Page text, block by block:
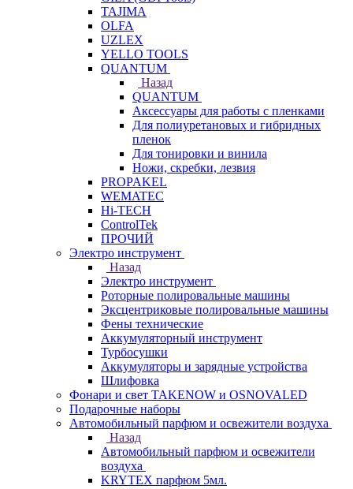
TAJIMA
OLFA
UZLEX
YELLO TOOLS
QUANTUM
Назад
QUANTUM
Аксессуары для работы с пленками
Для полиуретановых и гибридных
пленок
Для тонировки и винила
Ножи, скребки, лезвия
PROPAKEL
WEMATEC
Hi-TECH
ControlTek
ПРОЧИЙ
Электро инструмент
Назад
Электро инструмент
Роторные полировальные машины
Эксцентриковые полировальные машины
Фены технические
Аккумуляторный инструмент
Турбосушки
Аккумуляторы и зарядные устройства
Шлифовка
Фонари и свет TAKENOW и OSNOVALED
Подарочные наборы
Автомобильный парфюм и освежители воздуха
Назад
Автомобильный парфюм и освежители
воздуха
KRYTEX парфюм 5мл.